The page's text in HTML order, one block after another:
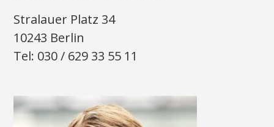
Stralauer Platz 34
10243 Berlin
Tel: 030 / 629 33 55 11